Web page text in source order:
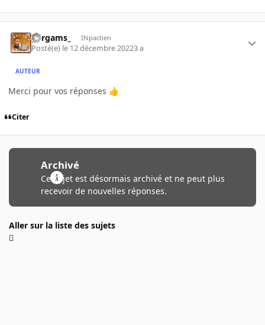
gargams_ INpactien
Posté(e) le 12 décembre 20223 a
AUTEUR
Merci pour vos réponses 👍
Citer
Archivé
Ce sujet est désormais archivé et ne peut plus
recevoir de nouvelles réponses.
Aller sur la liste des sujets